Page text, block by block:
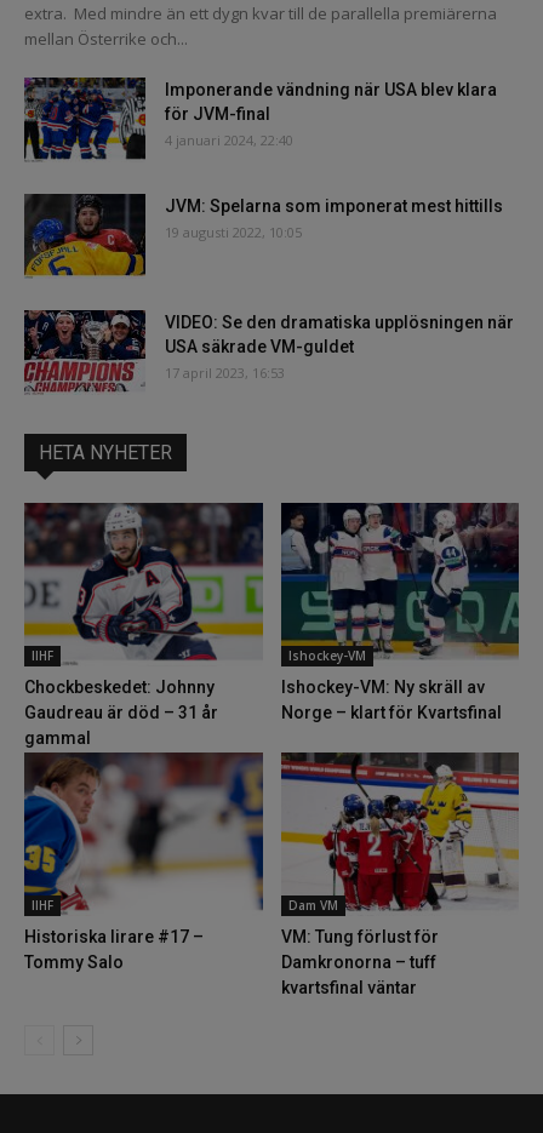
extra. Med mindre än ett dygn kvar till de parallella premiärerna
mellan Österrike och...
Imponerande vändning när USA blev klara
för JVM-final
4 januari 2024, 22:40
JVM: Spelarna som imponerat mest hittills
19 augusti 2022, 10:05
VIDEO: Se den dramatiska upplösningen när
USA säkrade VM-guldet
17 april 2023, 16:53
HETA NYHETER
IIHF
Chockbeskedet: Johnny
Gaudreau är död – 31 år
gammal
Ishockey-VM
Ishockey-VM: Ny skräll av
Norge – klart för Kvartsfinal
IIHF
Historiska lirare #17 –
Tommy Salo
Dam VM
VM: Tung förlust för
Damkronorna – tuff
kvartsfinal väntar